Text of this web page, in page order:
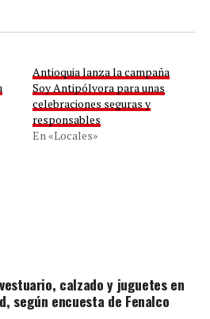
Antioquia lanza la campaña
Soy Antipólvora para unas
celebraciones seguras y
responsables
En «Locales»
calzado y juguetes en
según encuesta de Fenalco